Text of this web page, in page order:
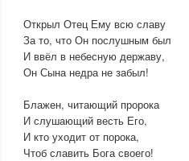
Открыл Отец Ему всю славу
За то, что Он послушным был
И ввёл в небесную державу,
Он Сына недра не забыл!
Блажен, читающий пророка
И слушающий весть Его,
И кто уходит от порока,
Чтоб славить Бога своего!